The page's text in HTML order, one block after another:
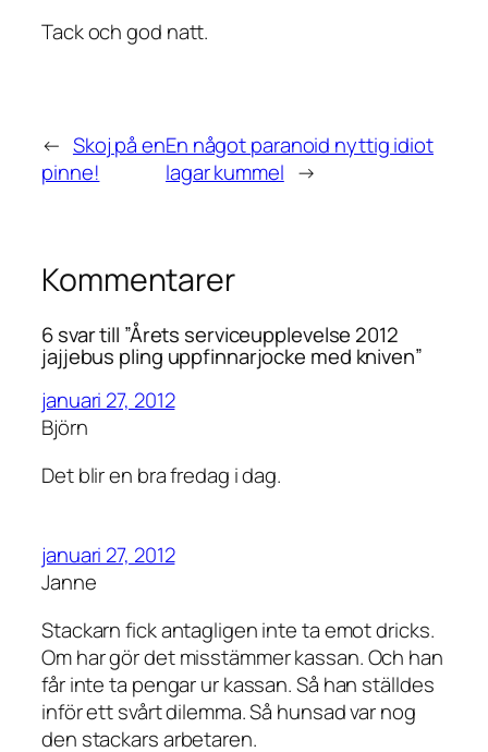
Tack och god natt.
← Skoj på en
pinne!
En något paranoid nyttig idiot
lagar kummel →
Kommentarer
6 svar till ”Årets serviceupplevelse 2012
jajjebus pling uppfinnarjocke med kniven”
januari 27, 2012
Björn
Det blir en bra fredag i dag.
januari 27, 2012
Janne
Stackarn fick antagligen inte ta emot dricks.
Om har gör det misstämmer kassan. Och han
får inte ta pengar ur kassan. Så han ställdes
inför ett svårt dilemma. Så hunsad var nog
den stackars arbetaren.